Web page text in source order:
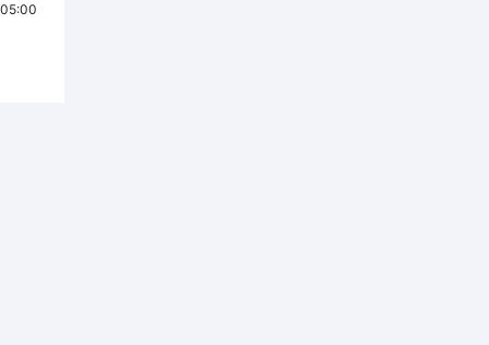
05:00